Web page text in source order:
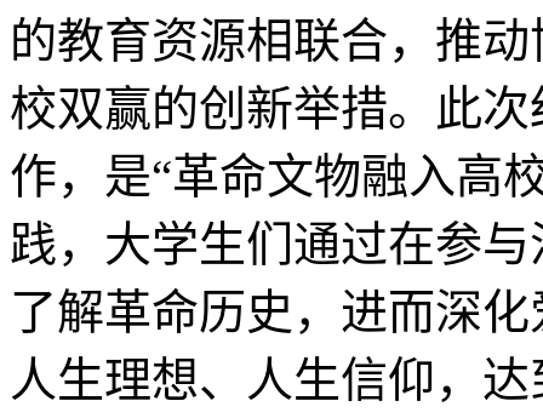
的教育资源相联合，推
校双赢的创新举措。此
作，是“革命文物融入高
践，大学生们通过在参
了解革命历史，进而深
人生理想、人生信仰，